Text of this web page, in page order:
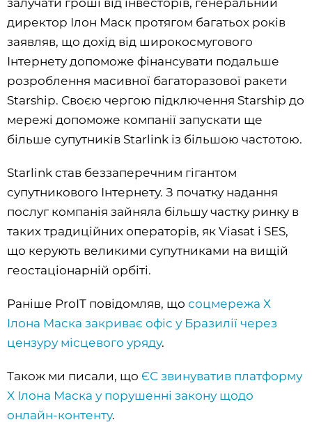
директор Ілон Маск протягом багатьох років
заявляв, що дохід від широкосмугового
Інтернету допоможе фінансувати подальше
розроблення масивної багаторазової ракети
Starship. Своєю чергою підключення Starship до
мережі допоможе компанії запускати ще
більше супутників Starlink із більшою частотою.
Starlink став беззаперечним гігантом
супутникового Інтернету. З початку надання
послуг компанія зайняла більшу частку ринку в
таких традиційних операторів, як Viasat і SES,
що керують великими супутниками на вищій
геостаціонарній орбіті.
Раніше ProIT повідомляв, що соцмережа Х
Ілона Маска закриває офіс у Бразилії через
цензуру місцевого уряду.
Також ми писали, що ЄС звинуватив платформу
X Ілона Маска у порушенні закону щодо
онлайн-контенту.